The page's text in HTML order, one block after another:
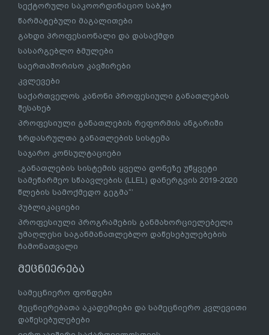
სექტორული საკოორდინაციო საბჭო
წარმატებული მაგალითები
გახდი პროფესიონალი და დასაქმდი
სასარგებლო ბმულები
საერთაშორისო კავშირები
კვლევები
საქართველოს კანონი პროფესიული განათლების
შესახებ
პროფესიული განათლების რეფორმის ანგარიში
ზრდასრულთა განათლების სისტემა
საჯარო კონსულტაციები
„განათლების სისტემის ყველა დონეზე უწყვეტი
სამეწარმეო სწაავლების (LLEL) დანერგვის 2019-2020
წლების სამოქმედო გეგმა“’
პუბლიკაციები
პროფესიული პროგრამების განმახორციელებელი
უმაღლესი საგანმანათლებლო დაწესებულებების
ჩამონათვალი
მეცნიერება
სამეცნიერო ფონდები
მეცნიერებათა აკადემიები და სამეცნიერო კვლევითი
დაწესებულებები